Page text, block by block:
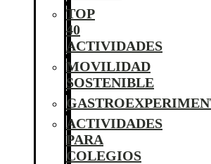
TOP
40
ACTIVIDADES
MOVILIDAD
SOSTENIBLE
ACTIVIDADES
PARA
COLEGIOS